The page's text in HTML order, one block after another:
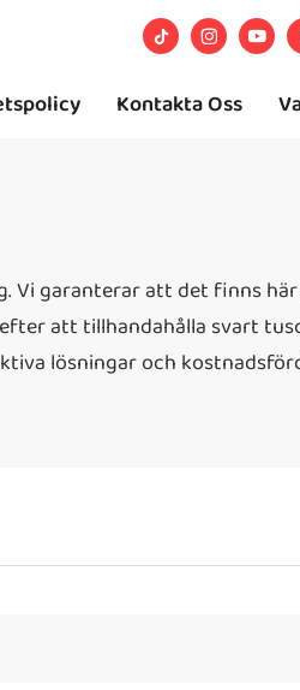
Kontakta Oss
garanterar att det finns här
att tillhandahålla svart
lösningar och